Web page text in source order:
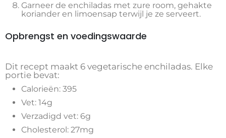
Garneer de enchiladas met zure room, gehakte
koriander en limoensap terwijl je ze serveert.
Opbrengst en voedingswaarde
Dit recept maakt 6 vegetarische enchiladas. Elke
portie bevat:
Calorieën: 395
Vet: 14g
Verzadigd vet: 6g
Cholesterol: 27mg